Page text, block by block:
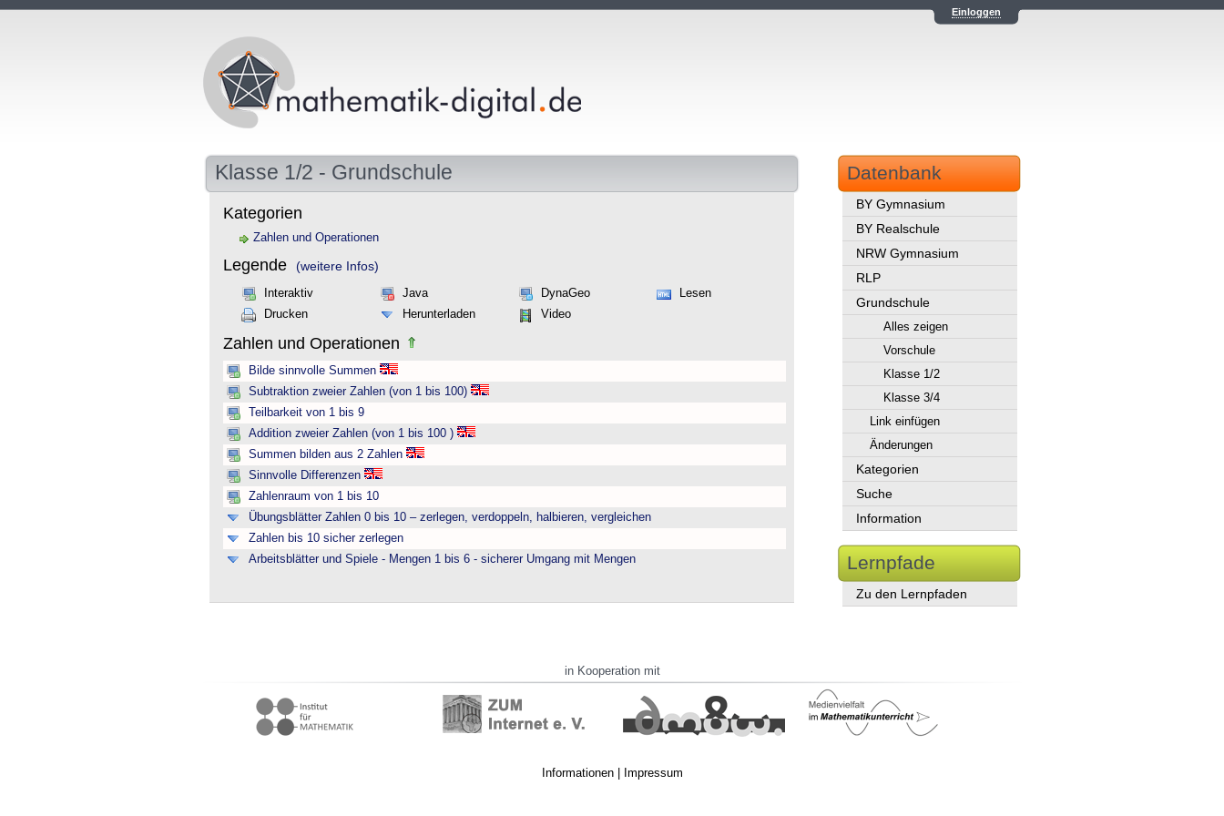
Einloggen
Klasse 1/2 - Grundschule
Kategorien
Zahlen und Operationen
Legende (weitere Infos)
Interaktiv Java DynaGeo
Lesen
Drucken
Herunterladen Video
Zahlen und Operationen
Bilde sinnvolle Summen
Subtraktion zweier Zahlen (von 1 bis 100)
Teilbarkeit von 1 bis 9
Addition zweier Zahlen (von 1 bis 100 )
Summen bilden aus 2 Zahlen
Sinnvolle Differenzen
Zahlenraum von 1 bis 10
Übungsblätter Zahlen 0 bis 10 – zerlegen, verdoppeln, halbieren, vergleichen
Zahlen bis 10 sicher zerlegen
Arbeitsblätter und Spiele - Mengen 1 bis 6 - sicherer Umgang mit Mengen
Datenbank
BY Gymnasium
BY Realschule
NRW Gymnasium
RLP
Grundschule
Alles zeigen
Vorschule
Klasse 1/2
Klasse 3/4
Link einfügen
Änderungen
Kategorien
Suche
Information
Lernpfade
Zu den Lernpfaden
in Kooperation mit
Informationen| Impressum